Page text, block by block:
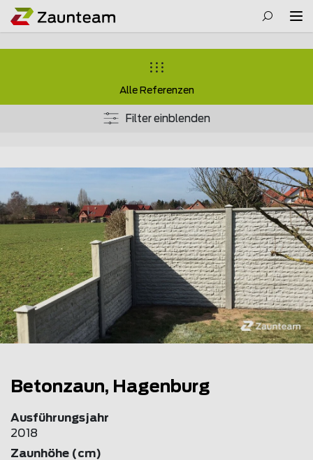
Alle Referenzen
Filter einblenden
Betonzaun, Hagenburg
Ausführungsjahr
2018
Zaunhöhe (cm)